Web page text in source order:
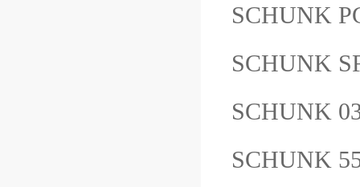
SCHUNK
SCHUNK
SCHUNK
SCHUNK